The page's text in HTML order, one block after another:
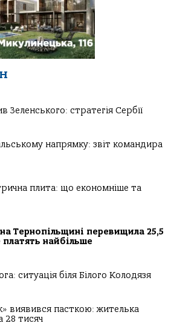
Зеленського: стратегія Сербії
напрямку: звіт командира
плита: що економніше та
Тернопільщині перевищила 25,5
платять найбільше
ситуація біля Білого Колодязя
виявився пасткою: жителька
28 тисяч